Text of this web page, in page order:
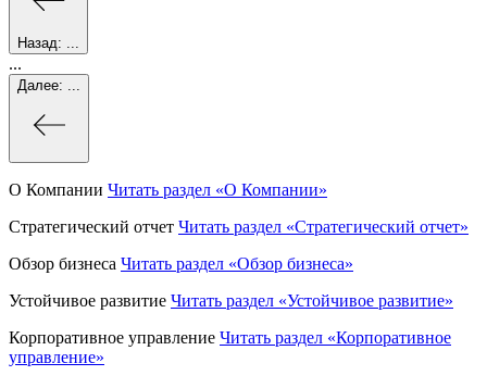
Назад:
...
Далее:
О Компании Читать раздел «О Компании»
Стратегический отчет Читать раздел «Стратегический отчет»
Обзор бизнеса Читать раздел «Обзор бизнеса»
Устойчивое развитие Читать раздел «Устойчивое развитие»
Корпоративное управление Читать раздел «Корпоративное
управление»